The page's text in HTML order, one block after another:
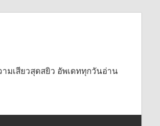
ามเสียวสุดสยิว อัพเดททุกวันอ่าน